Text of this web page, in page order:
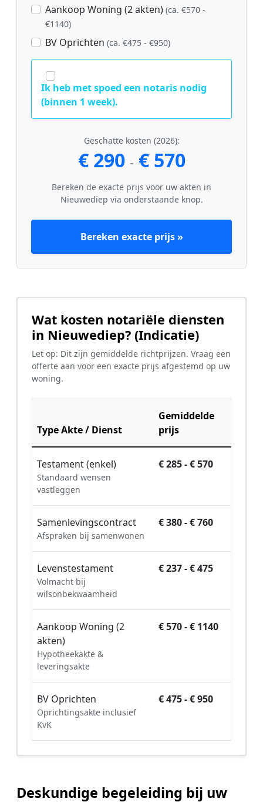
Aankoop Woning (2 akten) (ca. €570 -
€1140)
BV Oprichten (ca. €475 - €950)
Ik heb met spoed een notaris nodig
(binnen 1 week).
Geschatte kosten (2026):
€ 290 - € 570
Bereken de exacte prijs voor uw akten in
Nieuwediep via onderstaande knop.
Bereken exacte prijs »
Wat kosten notariële diensten
in Nieuwediep? (Indicatie)
Let op: Dit zijn gemiddelde richtprijzen. Vraag een
offerte aan voor een exacte prijs afgestemd op uw
woning.
Type Akte / Dienst
Gemiddelde
prijs
Testament (enkel)
Standaard wensen
vastleggen
€ 285 - € 570
Samenlevingscontract
Afspraken bij samenwonen
€ 380 - € 760
Levenstestament
Volmacht bij
wilsonbekwaamheid
€ 237 - € 475
Aankoop Woning (2
akten)
Hypotheekakte &
leveringsakte
€ 570 - € 1140
BV Oprichten
Oprichtingsakte inclusief
KvK
€ 475 - € 950
Deskundige begeleiding bij uw